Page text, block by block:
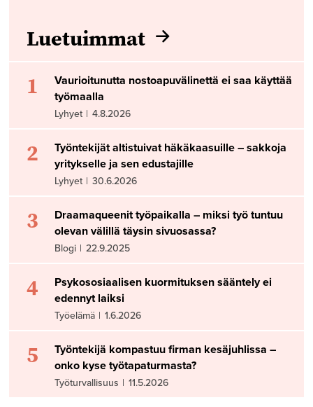
Luetuimmat
1
Vaurioitunutta nostoapuvälinettä ei saa käyttää
työmaalla
Lyhyet | 4.8.2026
2
Työntekijät altistuivat häkäkaasuille – sakkoja
yritykselle ja sen edustajille
Lyhyet | 30.6.2026
3
Draamaqueenit työpaikalla – miksi työ tuntuu
olevan välillä täysin sivuosassa?
Blogi | 22.9.2025
4
Psykososiaalisen kuormituksen sääntely ei
edennyt laiksi
Työelämä | 1.6.2026
5
Työntekijä kompastuu firman kesäjuhlissa –
onko kyse työtapaturmasta?
Työturvallisuus | 11.5.2026